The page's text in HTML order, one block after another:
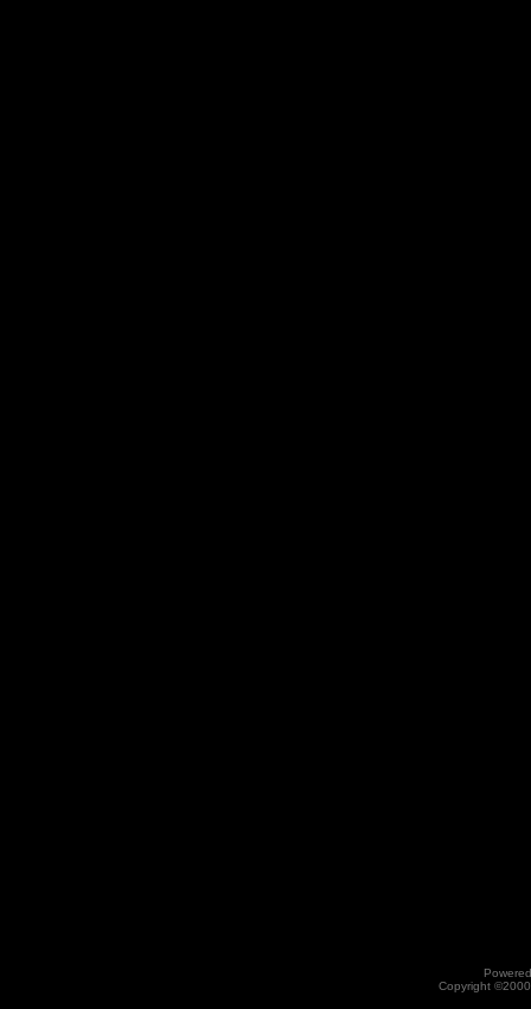
Copyright